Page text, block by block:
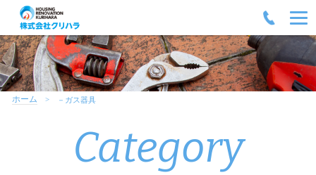
ホーム －ガス器具
Category